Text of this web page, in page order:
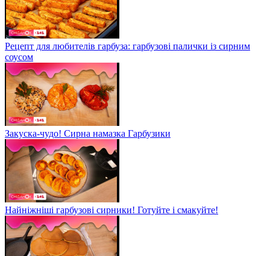
Рецепт для любителів гарбуза: гарбузові палички із сирним
соусом
Закуска-чудо! Сирна намазка Гарбузики
Найніжніші гарбузові сирники! Готуйте і смакуйте!